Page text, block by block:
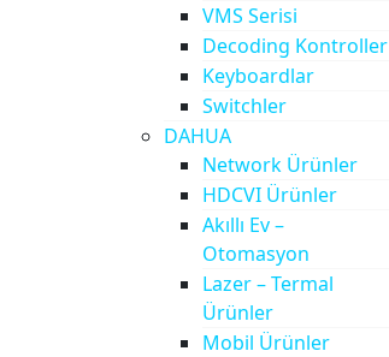
VMS Serisi
Decoding Kontroller
Keyboardlar
Switchler
DAHUA
Network Ürünler
HDCVI Ürünler
Akıllı Ev –
Otomasyon
Lazer – Termal
Ürünler
Mobil Ürünler